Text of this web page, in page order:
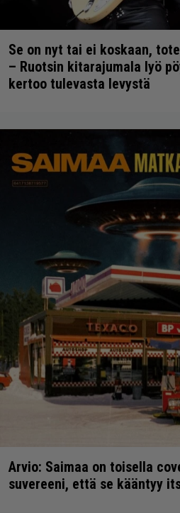
Se on nyt tai ei koskaan,
– Ruotsin kitarajumala lyö
kertoo tulevasta levystä
Arvio: Saimaa on toisella
suvereeni, että se kääntyy